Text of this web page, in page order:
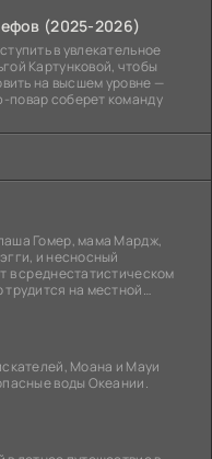
(2025-2026)
в увлекательное
Картунковой, чтобы
на высшем уровне —
соберет команду
Гомер, мама Мардж,
и несносный
в среднестатистическом
на местной
Моана и Мауи
воды Океании.